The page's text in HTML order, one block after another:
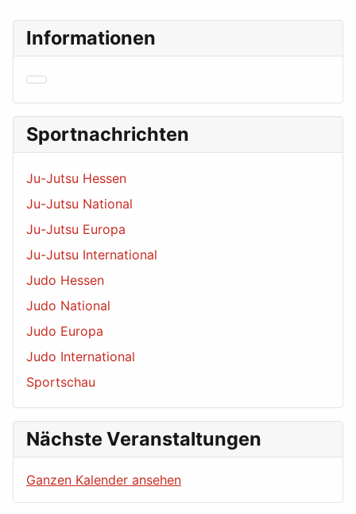
Informationen
Sportnachrichten
Ju-Jutsu Hessen
Ju-Jutsu National
Ju-Jutsu Europa
Ju-Jutsu International
Judo Hessen
Judo National
Judo Europa
Judo International
Sportschau
Nächste Veranstaltungen
Ganzen Kalender ansehen